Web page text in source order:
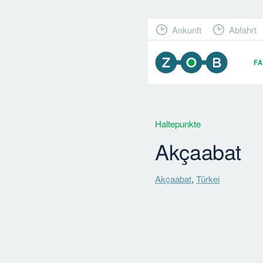
Ankunft Abfahrt
Haltepunkte
Akçaabat
Akçaabat, Türkei